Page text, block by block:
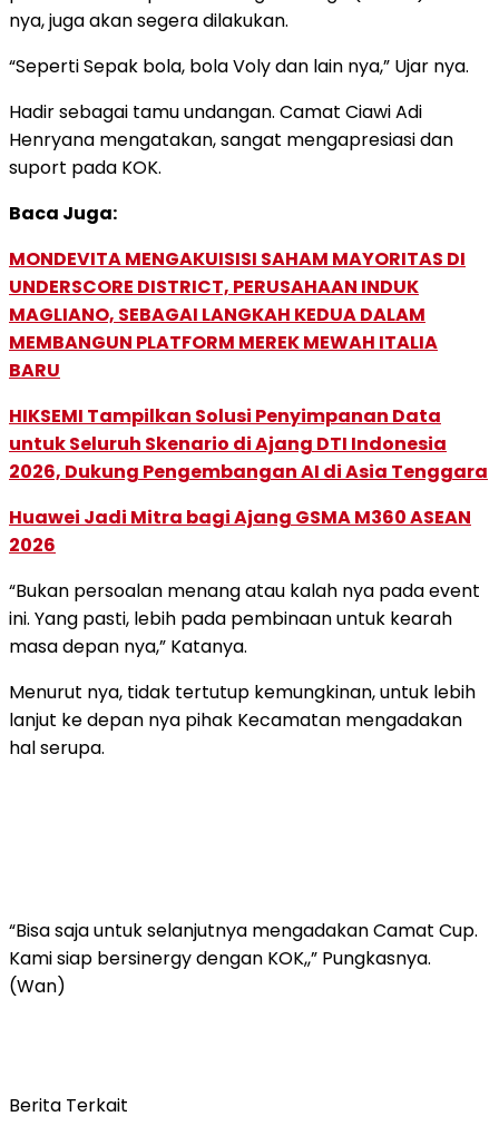
nya, juga akan segera dilakukan.
“Seperti Sepak bola, bola Voly dan lain nya,” Ujar nya.
Hadir sebagai tamu undangan. Camat Ciawi Adi
Henryana mengatakan, sangat mengapresiasi dan
suport pada KOK.
Baca Juga:
MONDEVITA MENGAKUISISI SAHAM MAYORITAS DI
UNDERSCORE DISTRICT, PERUSAHAAN INDUK
MAGLIANO, SEBAGAI LANGKAH KEDUA DALAM
MEMBANGUN PLATFORM MEREK MEWAH ITALIA
BARU
HIKSEMI Tampilkan Solusi Penyimpanan Data
untuk Seluruh Skenario di Ajang DTI Indonesia
2026, Dukung Pengembangan AI di Asia Tenggara
Huawei Jadi Mitra bagi Ajang GSMA M360 ASEAN
2026
“Bukan persoalan menang atau kalah nya pada event
ini. Yang pasti, lebih pada pembinaan untuk kearah
masa depan nya,” Katanya.
Menurut nya, tidak tertutup kemungkinan, untuk lebih
lanjut ke depan nya pihak Kecamatan mengadakan
hal serupa.
“Bisa saja untuk selanjutnya mengadakan Camat Cup.
Kami siap bersinergy dengan KOK,,” Pungkasnya.
(Wan)
Berita Terkait